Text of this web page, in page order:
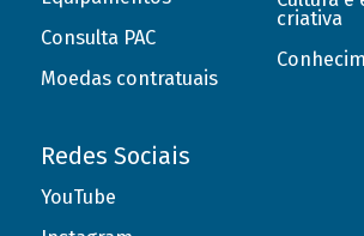
Consulta PAC
Moedas contratuais
criativa
Redes Sociais
YouTube